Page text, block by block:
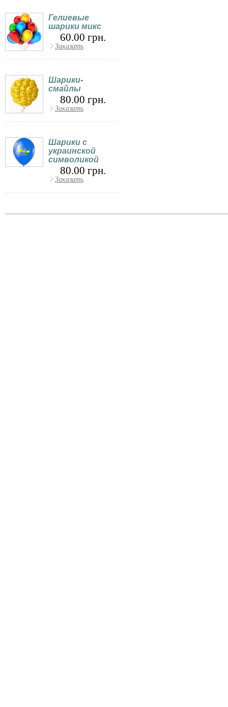
Гелиевые
шарики микс
60.00 грн.
Заказать
Шарики-
смайлы
80.00 грн.
Заказать
Шарики с
украинской
символикой
80.00 грн.
Заказать